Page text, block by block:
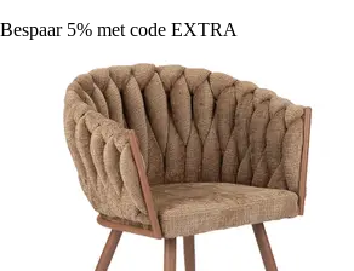
Bespaar 5% met code EXTRA